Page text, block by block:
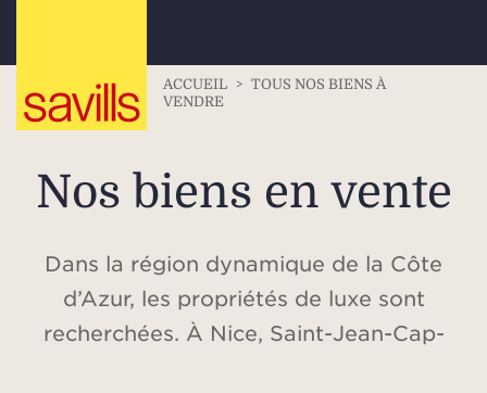
ACCUEIL > TOUS NOS BIENS À
VENDRE
Nos biens en vente
Dans la région dynamique de la Côte
d’Azur, les propriétés de luxe sont
recherchées. À Nice, Saint-Jean-Cap-